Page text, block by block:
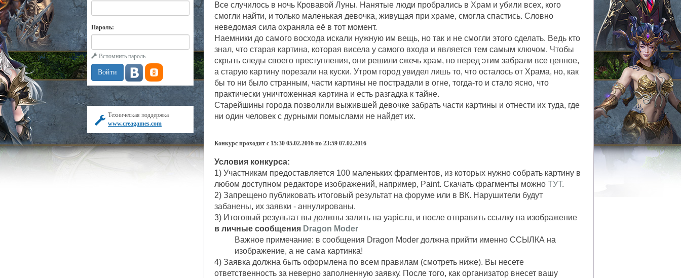
Пароль:
Вспомнить пароль
Техническая поддержка
www.creagames.com
Все случилось в ночь Кровавой Луны. Нанятые люди пробрались в Храм и убили всех, кого
смогли найти, и только маленькая девочка, живущая при храме, смогла спастись. Словно
неведомая сила охраняла её в тот момент.
Наемники до самого восхода искали нужную им вещь, но так и не смогли этого сделать. Ведь кто
знал, что старая картина, которая висела у самого входа и является тем самым ключом. Чтобы
скрыть следы своего преступления, они решили сжечь храм, но перед этим забрали все ценное,
а старую картину порезали на куски. Утром город увидел лишь то, что осталось от Храма, но, как
бы то ни было странным, части картины не пострадали в огне, тогда-то и стало ясно, что
практически уничтоженная картина и есть разгадка к тайне.
Старейшины города позволили выжившей девочке забрать части картины и отнести их туда, где
ни один человек с дурными помыслами не найдет их.
Конкурс проходит с 15:30 05.02.2016 по 23:59 07.02.2016
Условия конкурса:
1) Участникам предоставляется 100 маленьких фрагментов, из которых нужно собрать картину в
любом доступном редакторе изображений, например, Paint. Скачать фрагменты можно ТУТ.
2) Запрещено публиковать итоговый результат на форуме или в ВК. Нарушители будут
забанены, их заявки - аннулированы.
3) Итоговый результат вы должны залить на yapic.ru, и после отправить ссылку на изображение
в личные сообщения Dragon Moder
Важное примечание: в сообщения Dragon Moder должна прийти именно ССЫЛКА на
изображение, а не сама картинка!
4) Заявка должна быть оформлена по всем правилам (смотреть ниже). Вы несете
ответственность за неверно заполненную заявку. После того, как организатор внесет вашу